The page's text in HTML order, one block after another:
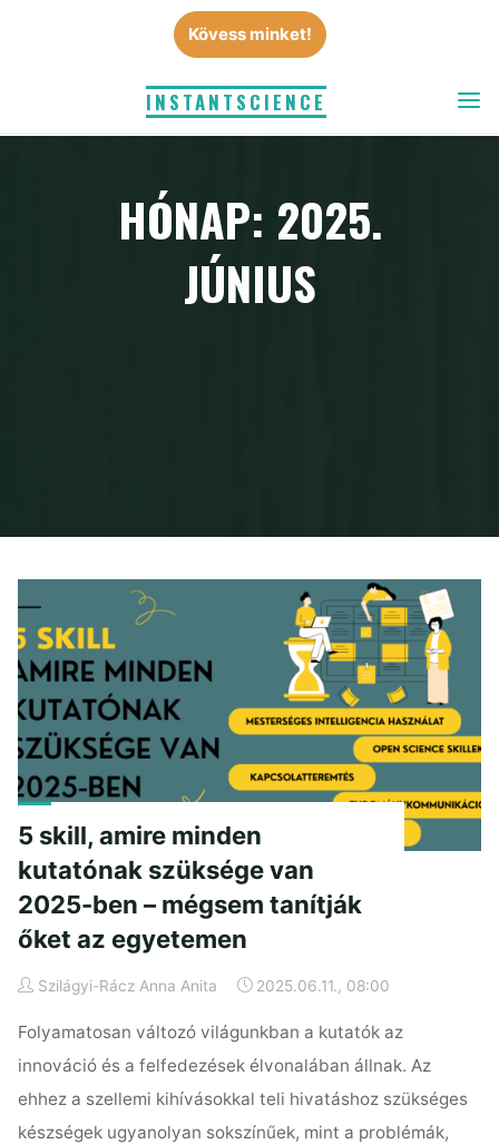
INSTANTSCIENCE
Kövess minket!
HÓNAP: 2025.
JÚNIUS
5 skill, amire minden
kutatónak szüksége van
2025-ben – mégsem tanítják
őket az egyetemen
Szilágyi-Rácz Anna Anita 2025.06.11., 08:00
Folyamatosan változó világunkban a kutatók az
innováció és a felfedezések élvonalában állnak. Az
ehhez a szellemi kihívásokkal teli hivatáshoz szükséges
készségek ugyanolyan sokszínűek, mint a problémák,